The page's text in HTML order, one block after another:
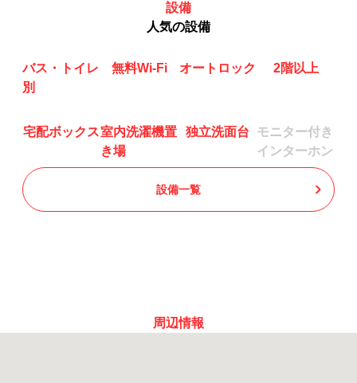
設備
人気の設備
バス・トイレ
別
無料Wi-Fi オートロック 2階以上
宅配ボックス室内洗濯機置
き場
独立洗面台
モニター付き
インターホン
設備一覧
周辺情報